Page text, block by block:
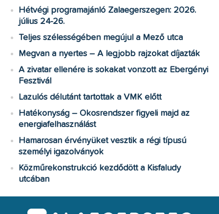
Hétvégi programajánló Zalaegerszegen: 2026.
július 24-26.
Teljes szélességében megújul a Mező utca
Megvan a nyertes – A legjobb rajzokat díjazták
A zivatar ellenére is sokakat vonzott az Ebergényi
Fesztivál
Lazulós délutánt tartottak a VMK előtt
Hatékonyság – Okosrendszer figyeli majd az
energiafelhasználást
Hamarosan érvényüket vesztik a régi típusú
személyi igazolványok
Közműrekonstrukció kezdődött a Kisfaludy
utcában